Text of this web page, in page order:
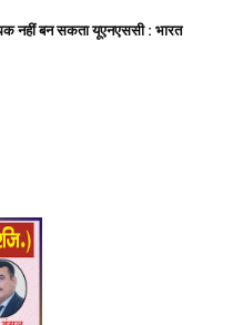
नहीं बन सकता यूएनएससी : भारत